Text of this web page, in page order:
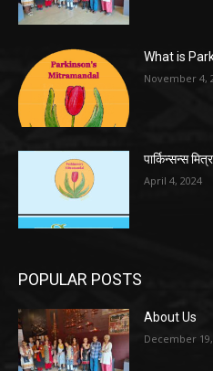
What is
November 4,
पार्किन्सन्स
April 4, 2024
POPULAR POSTS
About Us
December